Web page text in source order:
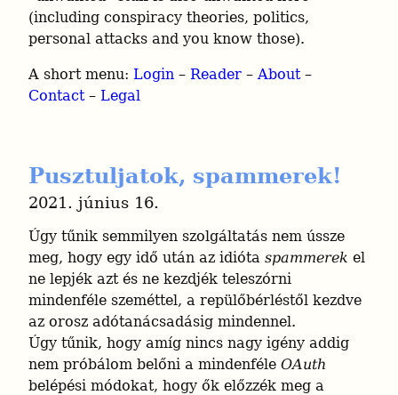
(including conspiracy theories, politics,
personal attacks and you know those).
A short menu: Login – Reader – About
Contact – Legal
Pusztuljatok, spammerek!
2021. június 16.
Úgy tűnik semmilyen szolgáltatás nem ússze
meg, hogy egy idő után az idióta spammerek el
ne lepjék azt és ne kezdjék teleszórni
mindenféle szeméttel, a repülőbérléstől kezdve
az orosz adótanácsadásig mindennel.
Úgy tűnik, hogy amíg nincs nagy igény addig
nem próbálom belőni a mindenféle OAuth
belépési módokat, hogy ők előzzék meg a